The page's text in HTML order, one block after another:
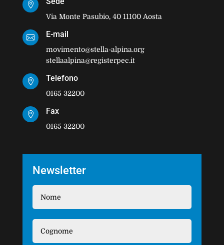

Via Monte Pasubio, 40 11100 Aosta
 E-mail
movimento@stella-alpina.org
stellaalpina@registerpec.it
 Telefono
0165 32200
 Fax
0165 32200
Newsletter